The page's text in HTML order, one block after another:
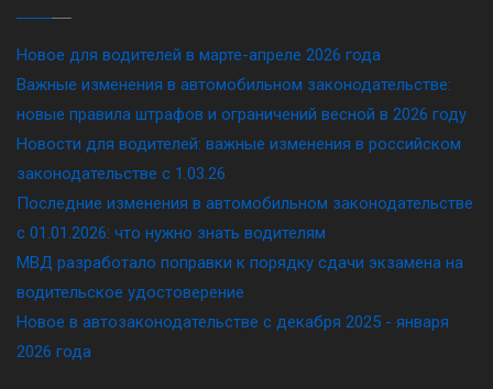
Новое для водителей в марте-апреле 2026 года
Важные изменения в автомобильном законодательстве:
новые правила штрафов и ограничений весной в 2026 году
Новости для водителей: важные изменения в российском
законодательстве c 1.03.26
Последние изменения в автомобильном законодательстве
c 01.01.2026: что нужно знать водителям
МВД разработало поправки к порядку сдачи экзамена на
водительское удостоверение
Новое в автозаконодательстве с декабря 2025 - января
2026 года